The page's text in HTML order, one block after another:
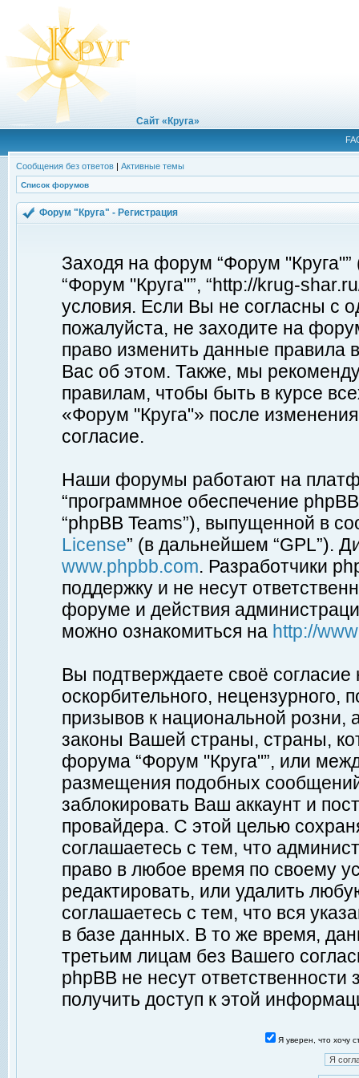
Сайт «Круга»
Сообщения без ответов | Активные темы
Список форумов
Форум "Круга" - Регистрация
Заходя на форум “Форум
“Форум "Круга"”, “http://krug-
условия. Если Вы не согласны с
пожалуйста, не заходите на
право изменить данные правила
Вас об этом. Также, мы
правилам, чтобы быть в курсе
«Форум "Круга"» после
согласие.
Наши форумы работают на
“программное обеспечение
“phpBB Teams”), выпущенной в
License” (в дальнейшем “GPL”).
www.phpbb.com. Разработчики
поддержку и не несут
форуме и действия
можно ознакомиться на http://
Вы подтверждаете своё
оскорбительного, нецензурного,
призывов к национальной
законы Вашей страны, страны,
форума “Форум "Круга"”, или
размещения подобных
заблокировать Ваш аккаунт и
провайдера. С этой целью
соглашаетесь с тем, что
право в любое время по своему
редактировать, или удалить
соглашаетесь с тем, что вся
в базе данных. В то же время,
третьим лицам без Вашего
phpBB не несут ответственности
получить доступ к этой
Я уверен, что хочу